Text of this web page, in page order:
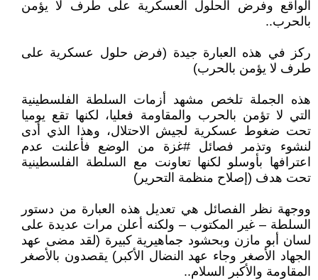
الواقع وفرض الحلول العسكرية على طرف لا يؤمن
بالحرب..
ركز في هذه العبارة جيدة (فرض حلول عسكرية على
طرف لا يؤمن بالحرب)
هذه الجملة تلخص مشهد أزمات السلطة الفلسطينية
التي لا تؤمن بالحرب والمقاومة فعليا، لكنها تقع يوميا
تحت ضغوط عسكرية لجيش الاحتلال، وهذا الذي أدى
لنشوء وتذمر فصائل #غزة من الوضع فأعلنت عدم
اعترافها بأوسلو لكنها تعاونت مع السلطة الفلسطينية
تحت هدف (إصلاح منظمة التحرير)
ووجهة نظر الفصائل هي تعديل هذه العبارة من دستور
السلطة – غير المكتوب – ولكنه أعلن مرات عديدة على
لسان أبو مازن وبحشود جماهيرية كبيرة (لقد مضى عهد
الجهاد الأصغر وجاء عهد النضال الأكبر) يقصدون بالأصغر
المقاومة والأكبر السلام..